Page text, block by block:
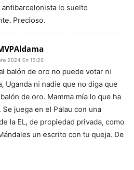
lo suelto
Precioso.
2024 En 15:26
balón de oro no puede votar ni
Uganda ni nadie que no diga que
de oro. Mamma mía lo que ha
Se juega en el Palau con una
la EL, de propiedad privada, como
un escrito con tu queja. De